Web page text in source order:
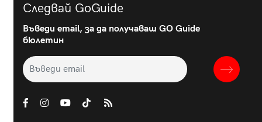
Следвай GoGuide
Въведи email, за да получаваш GO Guide
бюлетин